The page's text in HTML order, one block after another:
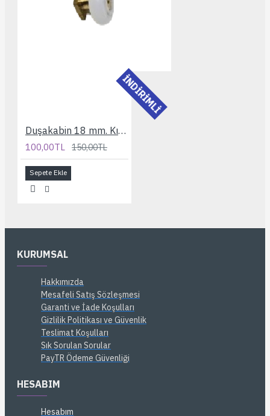
İNDİRİMLİ
Duşakabin 18 mm. Kısa Bilyelı Rulman
100,00TL 150,00TL
Sepete Ekle
KURUMSAL
Hakkımızda
Mesafeli Satış Sözleşmesi
Garanti ve İade Koşulları
Gizlilik Politikası ve Güvenlik
Teslimat Koşulları
Sık Sorulan Sorular
PayTR Ödeme Güvenliği
HESABIM
Hesabım